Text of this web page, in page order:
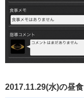
2017.11.29(水)の昼食